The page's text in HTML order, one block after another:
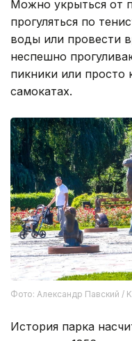
Можно укрыться от
прогуляться по
воды или провести
неспешно
пикники или просто
самокатах.
Фото: Александр Павский /
История парка